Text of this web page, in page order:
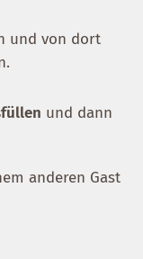
und von dort
und dann
anderen Gast